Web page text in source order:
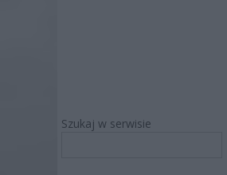
Szukaj w serwisie